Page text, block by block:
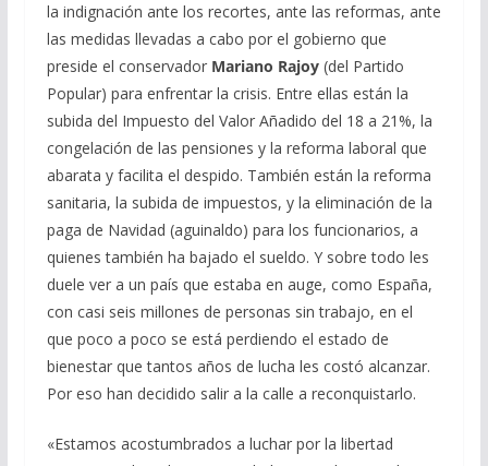
la indignación ante los recortes, ante las reformas, ante
las medidas llevadas a cabo por el gobierno que
preside el conservador Mariano Rajoy(del Partido
Popular) para enfrentar la crisis. Entre ellas están la
subida del Impuesto del Valor Añadido del 18 a 21%, la
congelación de las pensiones y la reforma laboral que
abarata y facilita el despido. También están la reforma
sanitaria, la subida de impuestos, y la eliminación de la
paga de Navidad (aguinaldo) para los funcionarios, a
quienes también ha bajado el sueldo. Y sobre todo les
duele ver a un país que estaba en auge, como España,
con casi seis millones de personas sin trabajo, en el
que poco a poco se está perdiendo el estado de
bienestar que tantos años de lucha les costó alcanzar.
Por eso han decidido salir a la calle a reconquistarlo.
«Estamos acostumbrados a luchar por la libertad